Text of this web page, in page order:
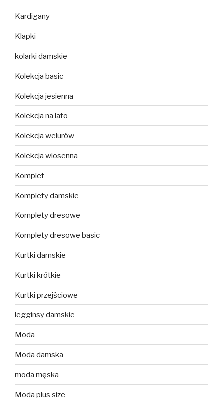
Kardigany
Klapki
kolarki damskie
Kolekcja basic
Kolekcja jesienna
Kolekcja na lato
Kolekcja welurów
Kolekcja wiosenna
Komplet
Komplety damskie
Komplety dresowe
Komplety dresowe basic
Kurtki damskie
Kurtki krótkie
Kurtki przejściowe
legginsy damskie
Moda
Moda damska
moda męska
Moda plus size